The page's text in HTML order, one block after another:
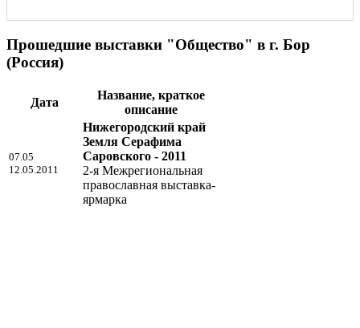
Прошедшие выставки "Общество" в г. Бор
(Россия)
Дата
Название, краткое
описание
07.05
12.05.2011
Нижегородский край
Земля Серафима
Саровского - 2011
2-я Межрегиональная
православная выставка-
ярмарка